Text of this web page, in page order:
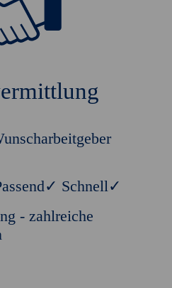
Schnell✓
- zahlreiche